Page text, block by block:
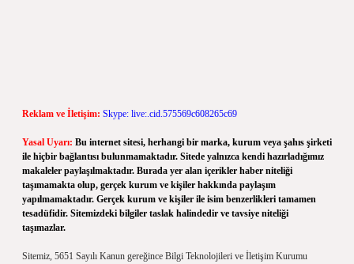
Reklam ve İletişim: Skype: live:.cid.575569c608265c69
Yasal Uyarı: Bu internet sitesi, herhangi bir marka, kurum veya şahıs şirketi
ile hiçbir bağlantısı bulunmamaktadır. Sitede yalnızca kendi hazırladığımız
makaleler paylaşılmaktadır. Burada yer alan içerikler haber niteliği
taşımamakta olup, gerçek kurum ve kişiler hakkında paylaşım
yapılmamaktadır. Gerçek kurum ve kişiler ile isim benzerlikleri tamamen
tesadüfidir. Sitemizdeki bilgiler taslak halindedir ve tavsiye niteliği
taşımazlar.
Sitemiz, 5651 Sayılı Kanun gereğince Bilgi Teknolojileri ve İletişim Kurumu